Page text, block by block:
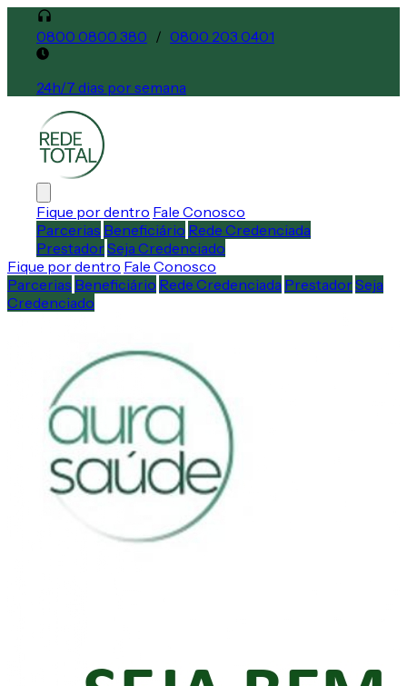
0800 0800 380 / 0800 203 0401
24h/7 dias por semana
Fique por dentro Fale Conosco
Parcerias Beneficiário Rede Credenciada
PrestadorSeja Credenciado
Fique por dentro Fale Conosco
Parcerias Beneficiário Rede Credenciada PrestadorSeja
Credenciado